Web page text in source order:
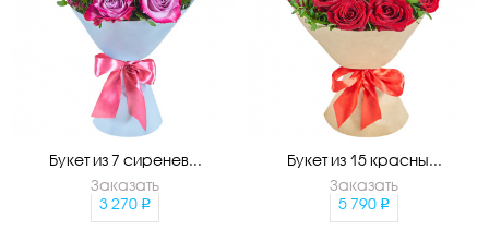
Букет из 7 сиренев...
Заказать
3 270
Букет из 15 красны...
Заказать
5 790